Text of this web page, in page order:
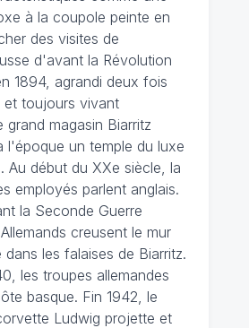
à la coupole peinte en
des visites de
d'avant la Révolution
1894, agrandi deux fois
et toujours vivant
grand magasin Biarritz
l'époque un temple du luxe
Au début du XXe siècle, la
employés parlent anglais.
la Seconde Guerre
creusent le mur
dans les falaises de Biarritz.
les troupes allemandes
basque. Fin 1942, le
Ludwig projette et